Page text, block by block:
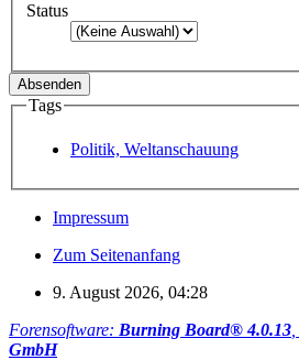
Status
Tags
Politik, Weltanschauung
Impressum
Zum Seitenanfang
9. August 2026, 04:28
Forensoftware: Burning Board® 4.0.13
GmbH